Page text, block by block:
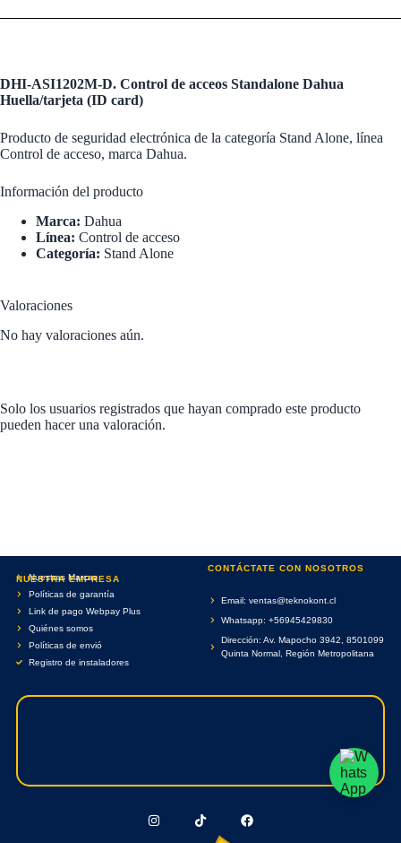
DHI-ASI1202M-D. Control de acceos Standalone Dahua
Huella/tarjeta (ID card)
Producto de seguridad electrónica de la categoría Stand Alone, línea
Control de acceso, marca Dahua.
Información del producto
Marca: Dahua
Línea: Control de acceso
Categoría: Stand Alone
Valoraciones
No hay valoraciones aún.
Solo los usuarios registrados que hayan comprado este producto
pueden hacer una valoración.
NUESTRA EMPRESA
Nuestras Marcas
Políticas de garantía
Link de pago Webpay Plus
Quiénes somos
Políticas de envió
Registro de instaladores
CONTÁCTATE CON NOSOTROS
Email: ventas@teknokont.cl
Whatsapp: +56945429830
Dirección: Av. Mapocho 3942, 8501099
Quinta Normal, Región Metropolitana